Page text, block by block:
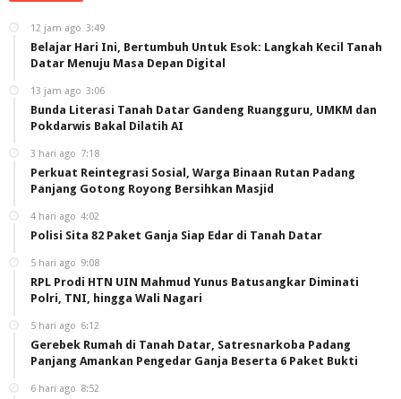
12 jam ago 3:49
Belajar Hari Ini, Bertumbuh Untuk Esok: Langkah Kecil Tanah
Datar Menuju Masa Depan Digital
13 jam ago 3:06
Bunda Literasi Tanah Datar Gandeng Ruangguru, UMKM dan
Pokdarwis Bakal Dilatih AI
3 hari ago 7:18
Perkuat Reintegrasi Sosial, Warga Binaan Rutan Padang
Panjang Gotong Royong Bersihkan Masjid
4 hari ago 4:02
Polisi Sita 82 Paket Ganja Siap Edar di Tanah Datar
5 hari ago 9:08
RPL Prodi HTN UIN Mahmud Yunus Batusangkar Diminati
Polri, TNI, hingga Wali Nagari
5 hari ago 6:12
Gerebek Rumah di Tanah Datar, Satresnarkoba Padang
Panjang Amankan Pengedar Ganja Beserta 6 Paket Bukti
6 hari ago 8:52